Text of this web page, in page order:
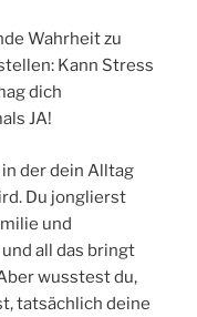
Wahrheit zu
Kann Stress
dich
JA!
der dein Alltag
Du jonglierst
und
all das bringt
wusstest du,
tatsächlich deine